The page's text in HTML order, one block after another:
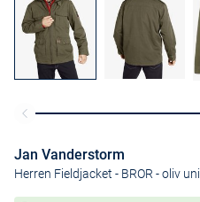
Jan Vanderstorm
Herren Fieldjacket - BROR - oliv uni